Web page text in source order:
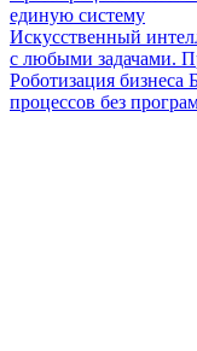
единую систему
Искусственный
с любыми задачами.
Роботизация бизнеса
процессов без